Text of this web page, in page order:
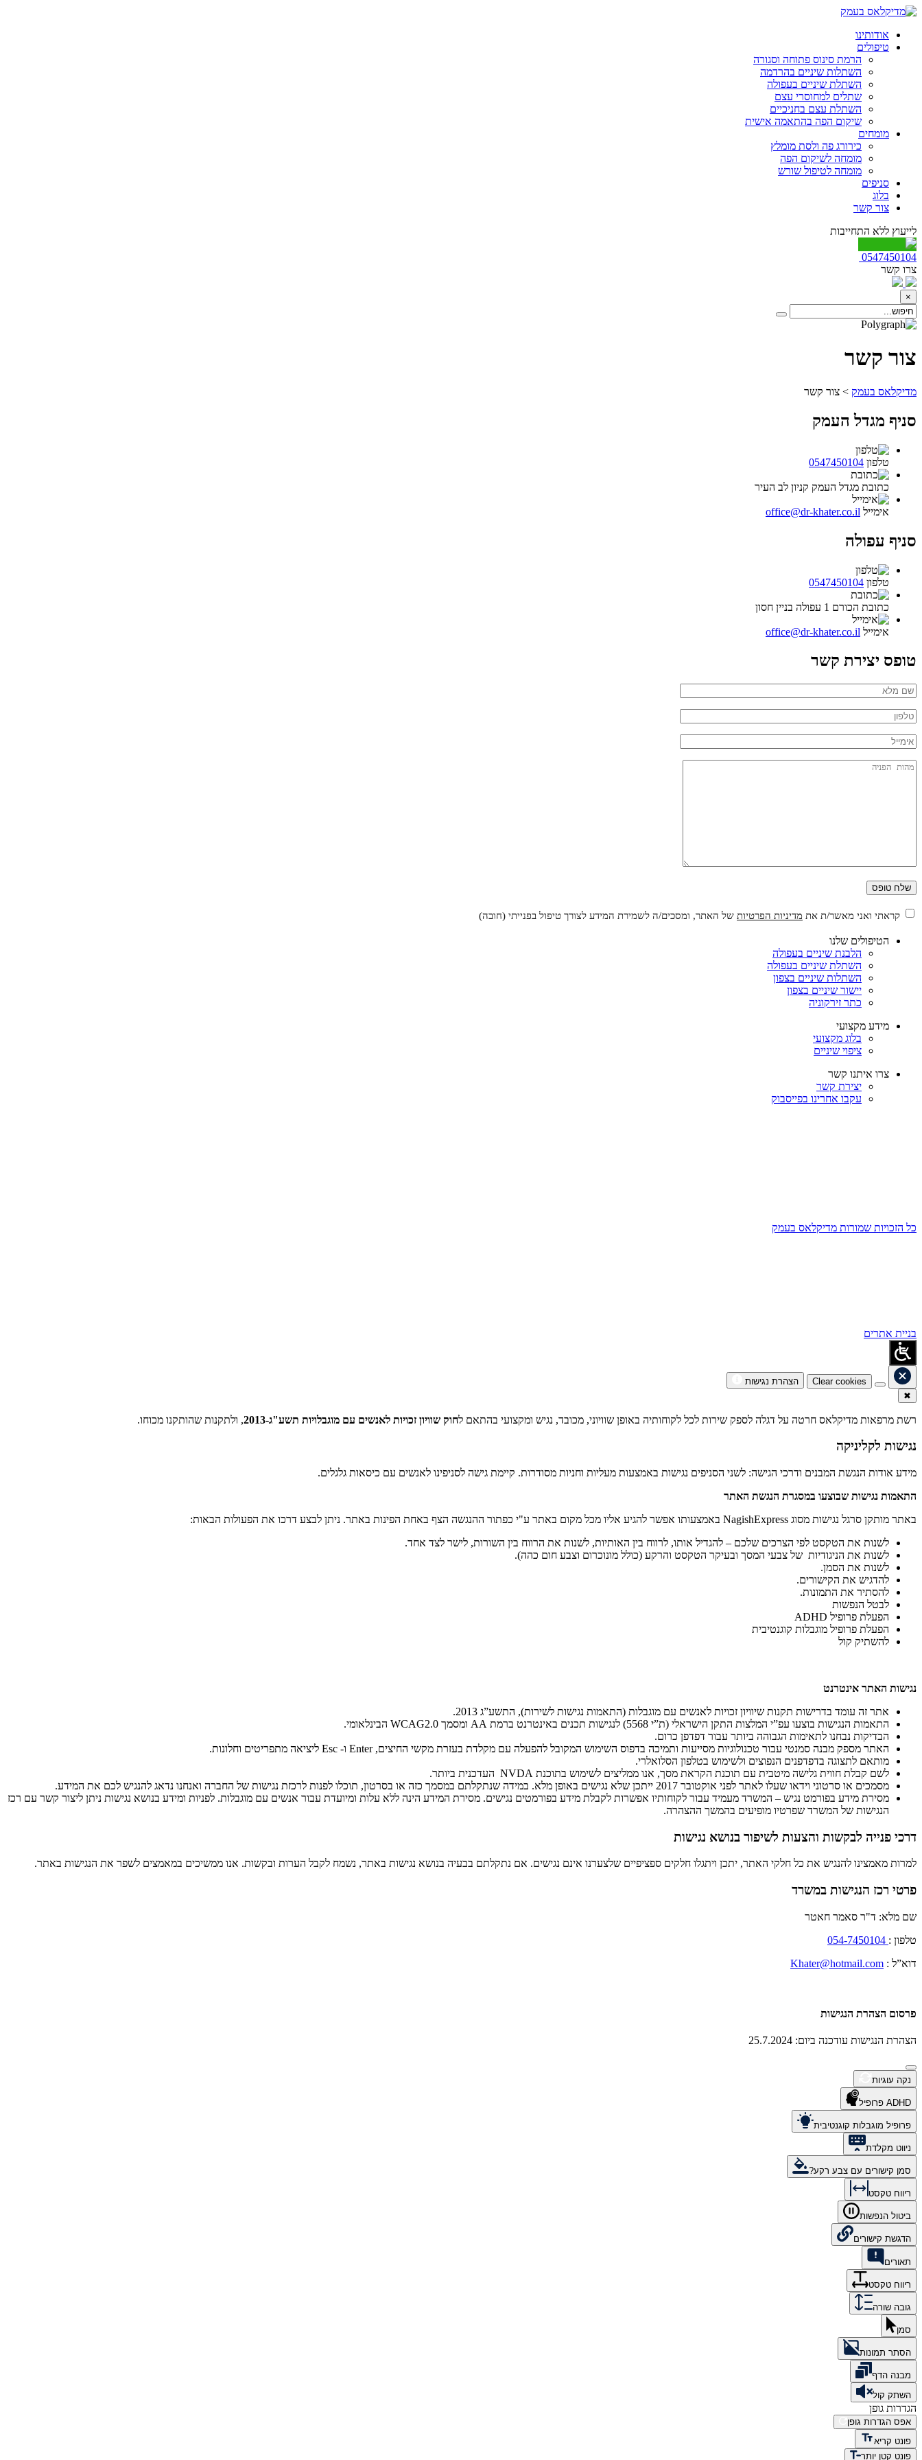
אודותינו
טיפולים
הרמת סינוס פתוחה וסגורה
השתלות שיניים בהרדמה
השתלת שיניים בעפולה
שתלים למחוסרי עצם
השתלת עצם בחניכיים
שיקום הפה בהתאמה אישית
מומחים
כירורג פה ולסת מומלץ
מומחה לשיקום הפה
מומחה לטיפול שורש
סניפים
בלוג
צור קשר
לייעוץ ללא התחייבות
0547450104
צרו קשר
×
צור קשר
מדיקלאס בעמק > צור קשר
סניף מגדל העמק
טלפון 0547450104
כתובת מגדל העמק קניון לב העיר
אימייל office@dr-khater.co.il
סניף עפולה
טלפון 0547450104
כתובת הכורם 1 עפולה בניין חסון
אימייל office@dr-khater.co.il
טופס יצירת קשר
קראתי ואני מאשר/ת את מדיניות הפרטיות של האתר, ומסכים/ה לשמירת המידע לצורך טיפול בפנייתי (חובה)
הטיפולים שלנו
הלבנת שיניים בעפולה
השתלת שיניים בעפולה
השתלות שיניים בצפון
יישור שיניים בצפון
כתר זירקוניה
מידע מקצועי
בלוג מקצועי
ציפוי שיניים
צרו איתנו קשר
יצירת קשר
עקבו אחרינו בפייסבוק
כל הזכויות שמורות מדיקלאס בעמק
בניית אתרים
Clear cookies
הצהרת נגישות
✖
רשת מרפאות מדיקלאס חרטה על דגלה לספק שירות לכל לקוחותיה באופן שוויוני, מכובד, נגיש ומקצועי בהתאם לחוק שוויון זכויות לאנשים עם מוגבלויות תשע"ג-2013 , ולתקנות שהותקנו מכוחו.
נגישות לקליניקה
מידע אודות הנגשת המבנים ודרכי הגישה: לשני הסניפים נגישות באמצעות מעליות וחניות מסודרות. קיימת גישה לסניפינו לאנשים עם כיסאות גלגלים.
התאמות נגישות שבוצעו במסגרת הנגשת האתר
באתר מותקן סרגל נגישות מסוג NagishExpress באמצעותו אפשר להגיע אליו מכל מקום באתר ע"י כפתור ההנגשה הצף באחת הפינות באתר. ניתן לבצע דרכו את הפעולות הבאות:
לשנות את הטקסט לפי הצרכים שלכם – להגדיל אותו, לרווח בין האותיות, לשנות את הרווח בין השורות, לישר לצד אחד.
לשנות את הניגודיות של צבעי המסך ובעיקר הטקסט והרקע (כולל מונוכרום וצבע חום כהה).
לשנות את הסמן.
להדגיש את הקישורים.
להסתיר את התמונות.
לבטל הנפשות
הפעלת פרופיל ADHD
הפעלת פרופיל מוגבלות קוגנטיבית
להשתיק קול
נגישות האתר אינטרנט
אתר זה עומד בדרישות תקנות שיוויון זכויות לאנשים עם מוגבלות (התאמות נגישות לשירות), התשע”ג 2013.
התאמות הנגישות בוצעו עפ”י המלצות התקן הישראלי (ת”י 5568) לנגישות תכנים באינטרנט ברמת AA ומסמך WCAG2.0 הבינלאומי.
הבדיקות נבחנו לתאימות הגבוהה ביותר עבור דפדפן כרום.
האתר מספק מבנה סמנטי עבור טכנולוגיות מסייעות ותמיכה בדפוס השימוש המקובל להפעלה עם מקלדת בעזרת מקשי החיצים, Enter ו- Esc ליציאה מתפריטים וחלונות.
מותאם לתצוגה בדפדפנים הנפוצים ולשימוש בטלפון הסלואלרי.
לשם קבלת חווית גלישה מיטבית עם תוכנת הקראת מסך, אנו ממליצים לשימוש בתוכנת NVDA העדכנית ביותר.
מסמכים או סרטוני וידאו שעלו לאתר לפני אוקטובר 2017 ייתכן שלא נגישים באופן מלא. במידה שנתקלתם במסמך כזה או בסרטון, תוכלו לפנות לרכזת נגישות של החברה ואנחנו נדאג להנגיש לכם את המידע.
מסירת מידע בפורמט נגיש – המשרד מעמיד עבור לקוחותיו אפשרות לקבלת מידע בפורמטים נגישים. מסירת המידע הינה ללא עלות ומיועדת עבור אנשים עם מוגבלות. לפניות ומידע בנושא נגישות ניתן ליצור קשר עם רכז
הנגישות של המשרד שפרטיו מופיעים בהמשך ההצהרה.
דרכי פנייה לבקשות והצעות לשיפור בנושא נגישות
למרות מאמצינו להנגיש את כל חלקי האתר, יתכן ויתגלו חלקים ספציפיים שלצערנו אינם נגישים. אם נתקלתם בבעיה בנושא נגישות באתר, נשמח לקבל הערות ובקשות. אנו ממשיכים במאמצים לשפר את הנגישות באתר.
פרטי רכז הנגישות במשרד
שם מלא: ד"ר סאמר חאטר
טלפון :
דוא”ל : Khater@hotmail.com
פרסום הצהרת הנגישות
הצהרת הנגישות עודכנה ביום: 25.7.2024
נקה עוגיות
ADHD פרופיל
פרופיל מוגבלות קוגנטיבית
ניווט מקלדת
סמן קישורים עם צבע רקע?
ריווח טקסט
ביטול הנפשות
הדגשת קישורים
תאורים
ריווח טקסט
גובה שורה
סמן
הסתר תמונות
מבנה הדף
השתק קול
הגדרות גופן
אפס הגדרות גופן
פונט קריא
פונט קטן יותר